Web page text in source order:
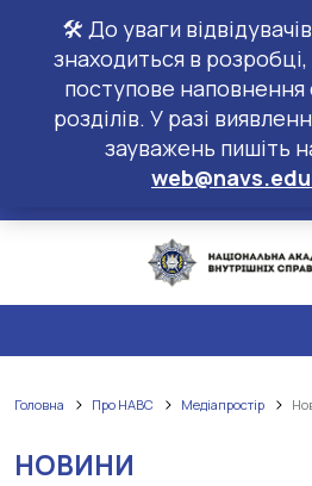
🛠️ До уваги
знаходиться в
поступове наповнення
розділів. У разі
зауважень пишіть
Головна Про НАВС Медіапростір
НОВИНИ